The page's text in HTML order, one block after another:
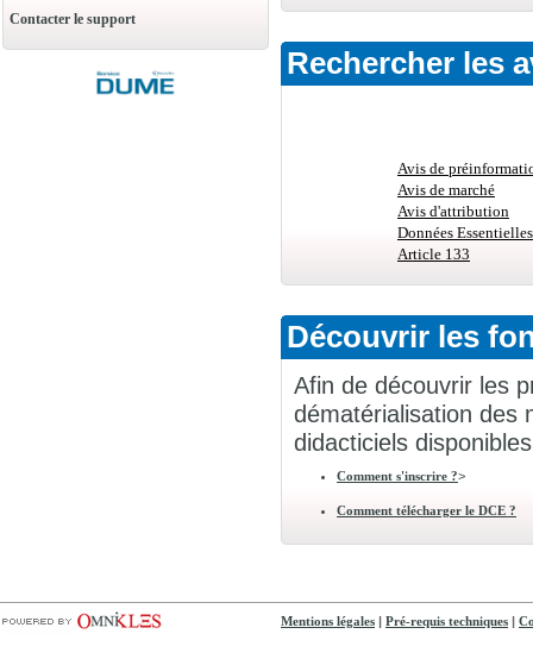
Contacter le support
Rechercher les
Avis de
Avis de marché
Avis d'attribution
Données Essentielles
Article 133
Découvrir les
Afin de découvrir les
dématérialisation des
didacticiels
Comment s'inscrire ?>
Comment télécharger le DCE ?
Mentions légales Pré-requis techniques